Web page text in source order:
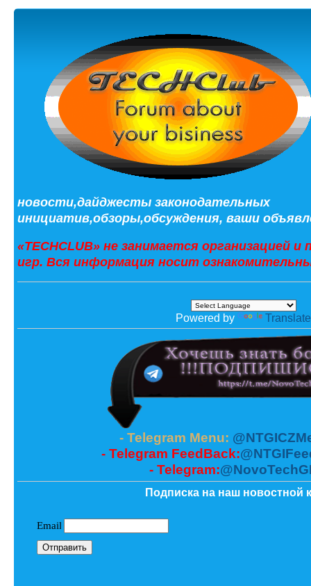
новости,дайджесты законодательных
инициатив,обзоры,обсуждения, ваши
«TECHCLUB» не занимается организацией
игр. Вся информация носит
Powered by Translate
- Telegram Menu:
- Telegram FeedBack:
- Telegram:
Подписка на наш новостной